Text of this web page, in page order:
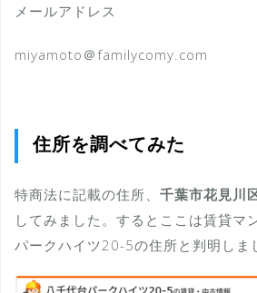
メールアドレス
miyamoto＠familycomy.com
住所を調べてみた
特商法に記載の住所、 千葉市花見川
してみました。するとここは賃貸マ
パークハイツ20-5の住所と判明しま